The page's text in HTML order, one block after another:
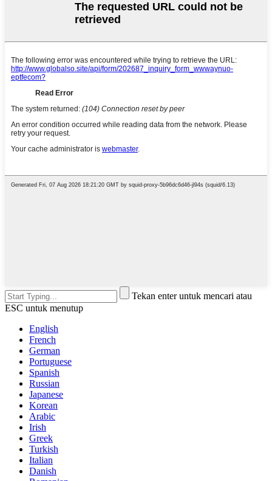
Tekan enter untuk mencari atau
ESC untuk menutup
English
French
German
Portuguese
Spanish
Russian
Japanese
Korean
Arabic
Irish
Greek
Turkish
Italian
Danish